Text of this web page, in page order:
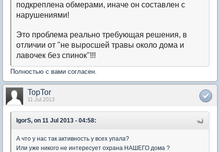
подкреплена обмерами, иначе он составлен с
нарушениями!
Это проблема реально требующая решения, в
отличии от "не выросшей травы около дома и
лавочек без спинок"!!!
Полностью с вами согласен.
TopTor
11 Jul 2013
IgorS, on 11 Jul 2013 - 04:58:
А что у нас так активность у всех упала?
Или уже никого не интересует охрана НАШЕГО дома ?